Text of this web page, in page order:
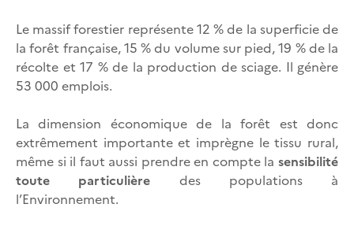
Le massif forestier représente 12 % de la superficie de
la forêt française, 15 % du volume sur pied, 19 % de la
récolte et 17 % de la production de sciage. Il génère
53 000 emplois.
La dimension économique de la forêt est donc
extrêmement importante et imprègne le tissu rural,
même si il faut aussi prendre en compte la sensibilité
toute particulière des populations à
l’Environnement.